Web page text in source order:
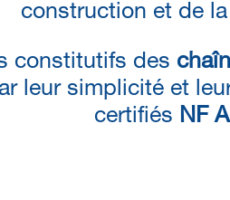
construction et de la
constitutifs des
leur simplicité et
certifiés NF